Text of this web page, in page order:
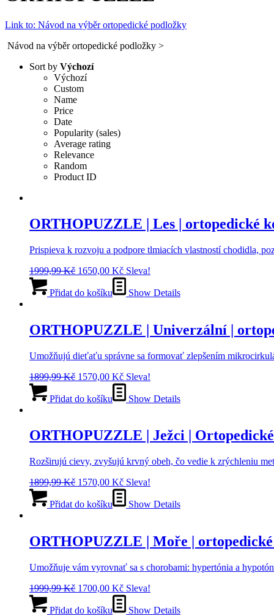
Link to: Návod na výběr ortopedické podložky
Návod na výběr ortopedické podložky >
Sort by Výchozí
Výchozí
Custom
Name
Price
Date
Popularity (sales)
Average rating
Relevance
Random
Product ID
ORTHOPUZZLE | Les | ortopedické
Prispieva k rozvoju a podpore tlmiacích vlastností chodidla,
1999,99Kč Původní
byla:
1650,00 KčAktuální
cena
je:
Sleva!
Přidat do košíku Show Details
ORTHOPUZZLE | Univerzální |
Umožňujú dieťaťu správne sa formovať zlepšením
1899,99Kč Původní
byla:
1570,00 KčAktuální
cena
je:
Sleva!
Přidat do košíku Show Details
ORTHOPUZZLE | Ježci |
Rozširujú cievy, zvyšujú krvný obeh, čo vedie k zrýchleniu
1899,99Kč Původní
byla:
1570,00 KčAktuální
cena
je:
Sleva!
Přidat do košíku Show Details
ORTHOPUZZLE | Moře |
Umožňuje vám vyrovnať sa s chorobami: hypertónia a
1999,99Kč Původní
byla:
1700,00 KčAktuální
cena
je:
Sleva!
Přidat do košíku Show Details